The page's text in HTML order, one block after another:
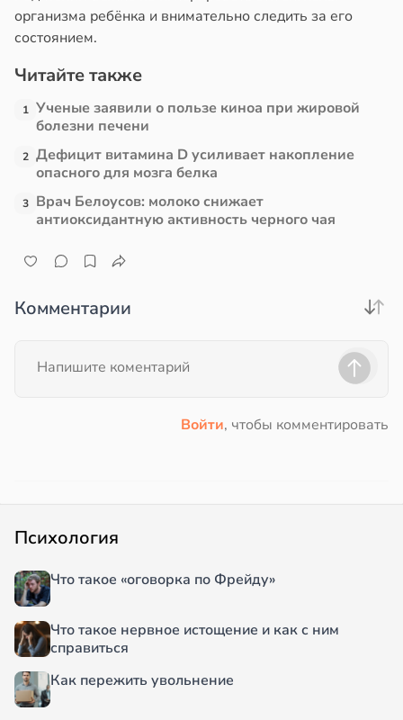
организма ребёнка и внимательно следить за его
состоянием.
Читайте также
1 Ученые заявили о пользе киноа при жировой
болезни печени
2 Дефицит витамина D усиливает накопление
опасного для мозга белка
3 Врач Белоусов: молоко снижает
антиоксидантную активность черного чая
Комментарии
Войти, чтобы комментировать
Психология
Что такое «оговорка по Фрейду»
Что такое нервное истощение и как с ним
справиться
Как пережить увольнение